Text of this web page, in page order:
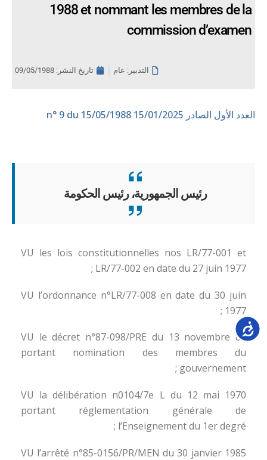
1988 et nommant les membres de la
commission d’examen
التدبير: عام تاريخ النشر: 09/05/1988
العدد الأول الصادر 15/01/2025
رئيس الجمهورية، رئيس الحكومة
VU les lois constitutionnelles nos LR/77-001 et
LR/77-002 en date du 27 juin 1977 ;
VU l’ordonnance n°LR/77-008 en date du 30 juin
1977 ;
VU le décret n°87-098/PRE du 13 novembre 87
portant nomination des membres du
gouvernement ;
VU la délibération n0104/7e L du 12 mai 1970
portant réglementation générale de
l’Enseignement du 1er degré ;
VU l’arrêté n°85-0156/PR/MEN du 30 janvier 1985